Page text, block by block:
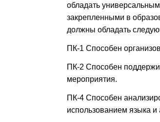
обладать
закрепленными в
должны обладать
ПК-1 Способен
ПК-2 Способен
мероприятия.
ПК-4 Способен
использованием языка